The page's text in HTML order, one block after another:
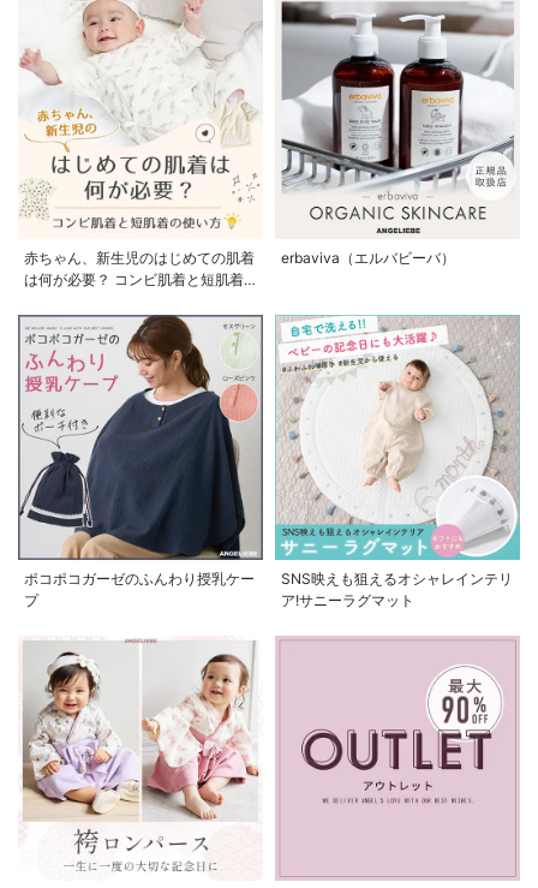
赤ちゃん、新生児のはじめての肌着
は何が必要？ コンビ肌着と短肌着
erbaviva（エルバビーバ）
ポコポコガーゼのふんわり授乳ケー
プ
SNS映えも狙えるオシャレインテリ
ア!サニーラグマット